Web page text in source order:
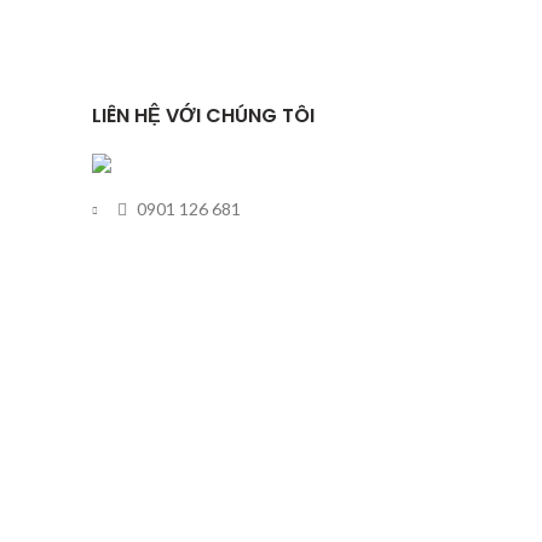
LIÊN HỆ VỚI CHÚNG TÔI
0901 126 681